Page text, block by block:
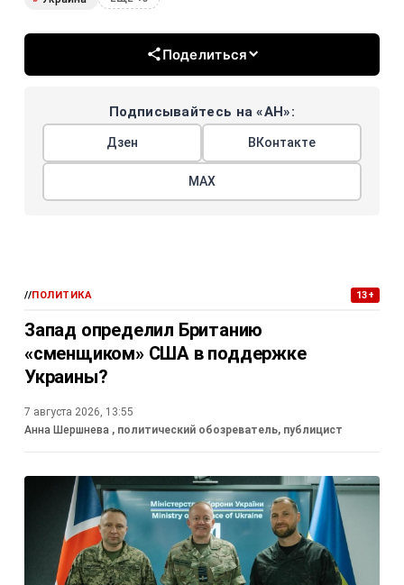
Поделиться
Подписывайтесь на «АН»:
Дзен ВКонтакте
МАХ
//ПОЛИТИКА 13+
Запад определил Британию
«сменщиком» США в поддержке
Украины?
7 августа 2026, 13:55
Анна Шершнева , политический обозреватель, публицист